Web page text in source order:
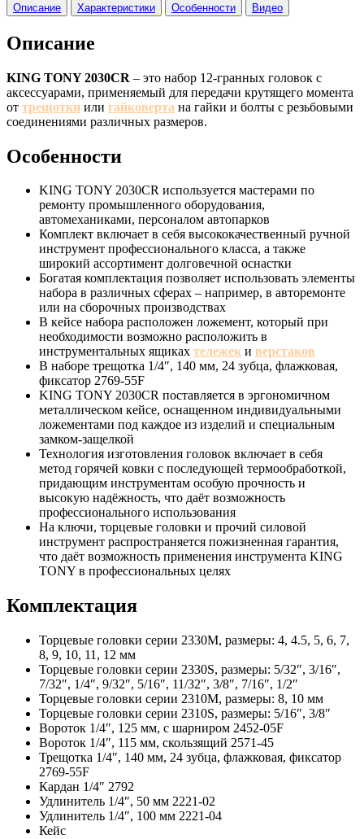
Описание Характеристики Особенности Видео
Описание
KING TONY 2030CR – это набор 12-гранных головок с
аксессуарами, применяемый для передачи крутящего момента
от трещотки или гайковерта на гайки и болты с резьбовыми
соединениями различных размеров.
Особенности
KING TONY 2030CR используется мастерами по
ремонту промышленного оборудования,
автомеханиками, персоналом автопарков
Комплект включает в себя высококачественный ручной
инструмент профессионального класса, а также
широкий ассортимент долговечной оснастки
Богатая комплектация позволяет использовать элементы
набора в различных сферах – например, в авторемонте
или на сборочных производствах
В кейсе набора расположен ложемент, который при
необходимости возможно расположить в
инструментальных ящиках тележек и верстаков
В наборе трещотка 1/4″, 140 мм, 24 зубца, флажковая,
фиксатор 2769-55F
KING TONY 2030CR поставляется в эргономичном
металлическом кейсе, оснащенном индивидуальными
ложементами под каждое из изделий и специальным
замком-защелкой
Технология изготовления головок включает в себя
метод горячей ковки с последующей термообработкой,
придающим инструментам особую прочность и
высокую надёжность, что даёт возможность
профессионального использования
На ключи, торцевые головки и прочий силовой
инструмент распространяется пожизненная гарантия,
что даёт возможность применения инструмента KING
TONY в профессиональных целях
Комплектация
Торцевые головки серии 2330M, размеры: 4, 4.5, 5, 6, 7,
8, 9, 10, 11, 12 мм
Торцевые головки серии 2330S, размеры: 5/32″, 3/16″,
7/32″, 1/4″, 9/32″, 5/16″, 11/32″, 3/8″, 7/16″, 1/2″
Торцевые головки серии 2310M, размеры: 8, 10 мм
Торцевые головки серии 2310S, размеры: 5/16″, 3/8″
Вороток 1/4″, 125 мм, с шарниром 2452-05F
Вороток 1/4″, 115 мм, скользящий 2571-45
Трещотка 1/4″, 140 мм, 24 зубца, флажковая, фиксатор
2769-55F
Кардан 1/4″ 2792
Удлинитель 1/4″, 50 мм 2221-02
Удлинитель 1/4″, 100 мм 2221-04
Кейс